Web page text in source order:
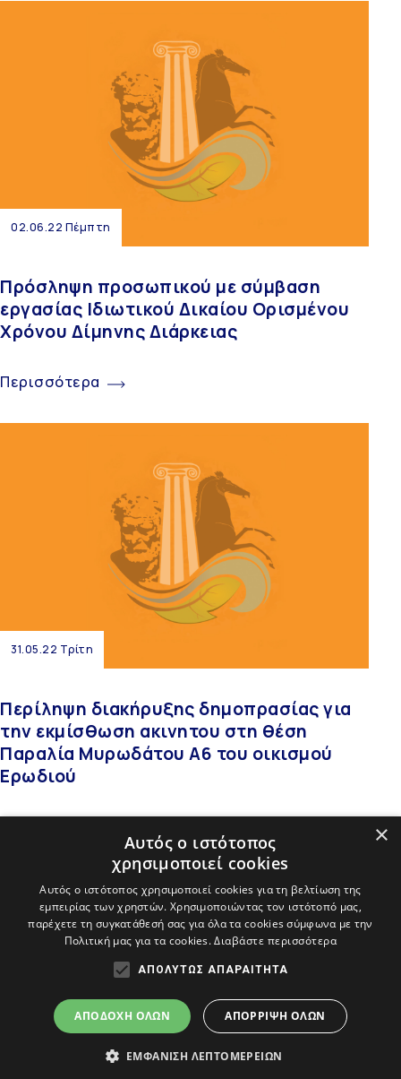
02.06.22 Πέμπτη
Πρόσληψη προσωπικού με σύμβαση
εργασίας Ιδιωτικού Δικαίου Ορισμένου
Χρόνου Δίμηνης Διάρκειας
Περισσότερα
31.05.22 Τρίτη
Περίληψη διακήρυξης δημοπρασίας για
την εκμίσθωση ακινητου στη θέση
Παραλία Μυρωδάτου Α6 του οικισμού
Ερωδιού
«»
ΔΗΜΟΣ ΑΒΔΗΡΩΝ
×
Αυτός ο ιστότοπος
χρησιμοποιεί cookies
Αυτός ο ιστότοπος χρησιμοποιεί cookies για τη βελτίωση της
εμπειρίας των χρηστών. Χρησιμοποιώντας τον ιστότοπό μας,
παρέχετε τη συγκατάθεσή σας για όλα τα cookies σύμφωνα με την
Πολιτική μας για τα cookies.Διαβάστε περισσότερα
ΑΠΟΛΎΤΩΣ ΑΠΑΡΑΊΤΗΤΑ
ΑΠΟΔΟΧΉ ΌΛΩΝ ΑΠΌΡΡΙΨΗ ΌΛΩΝ
ΕΜΦΆΝΙΣΗ ΛΕΠΤΟΜΕΡΕΙΏΝ